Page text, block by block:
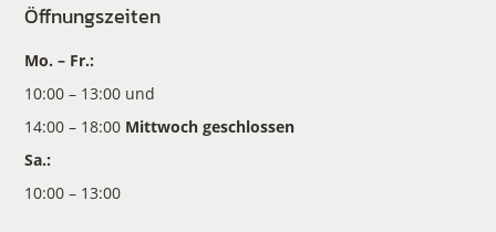
Öffnungszeiten
Mo. – Fr.:
10:00 – 13:00 und
14:00 – 18:00 Mittwoch geschlossen
Sa.:
10:00 – 13:00